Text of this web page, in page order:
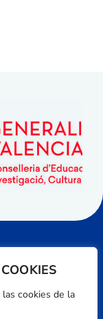
cookies de la